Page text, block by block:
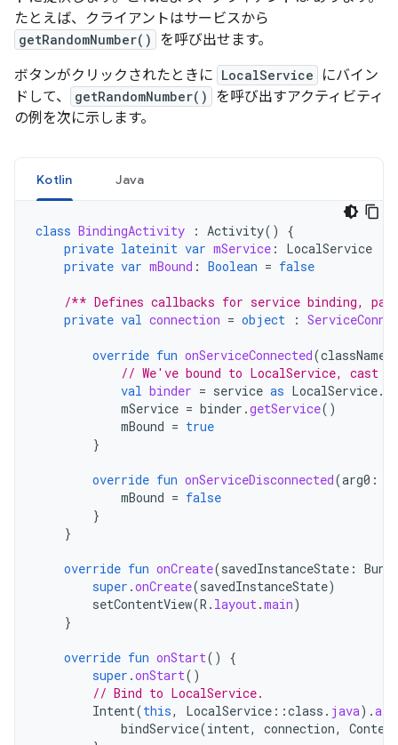
たとえば、クライアントはサービスから
getRandomNumber()
を呼び出せます。
ボタンがクリックされたときに LocalService
にバイン
ドして、
getRandomNumber()
を呼び出すアクティビティ
の例を次に示します。
Kotlin Java
class BindingActivity : Activity()
{
private lateinit var mService :
LocalService
private var mBound : Boolean = false
/** Defines callbacks for service binding,
private val connection = object :
override fun onServiceConnected(className
// We've bound to LocalService, cast
val binder = service as LocalService.
mService = binder .getService()
mBound = true
}
override fun onServiceDisconnected(arg0 :
mBound = false
}
}
override fun onCreate(savedInstanceState :
super .onCreate(savedInstanceState)
setContentView(R . layout.main)
}
override fun onStart()
{
super .onStart()
// Bind to LocalService.
Intent(this, LocalService ::class . java).
bindService(intent, connection,
Context